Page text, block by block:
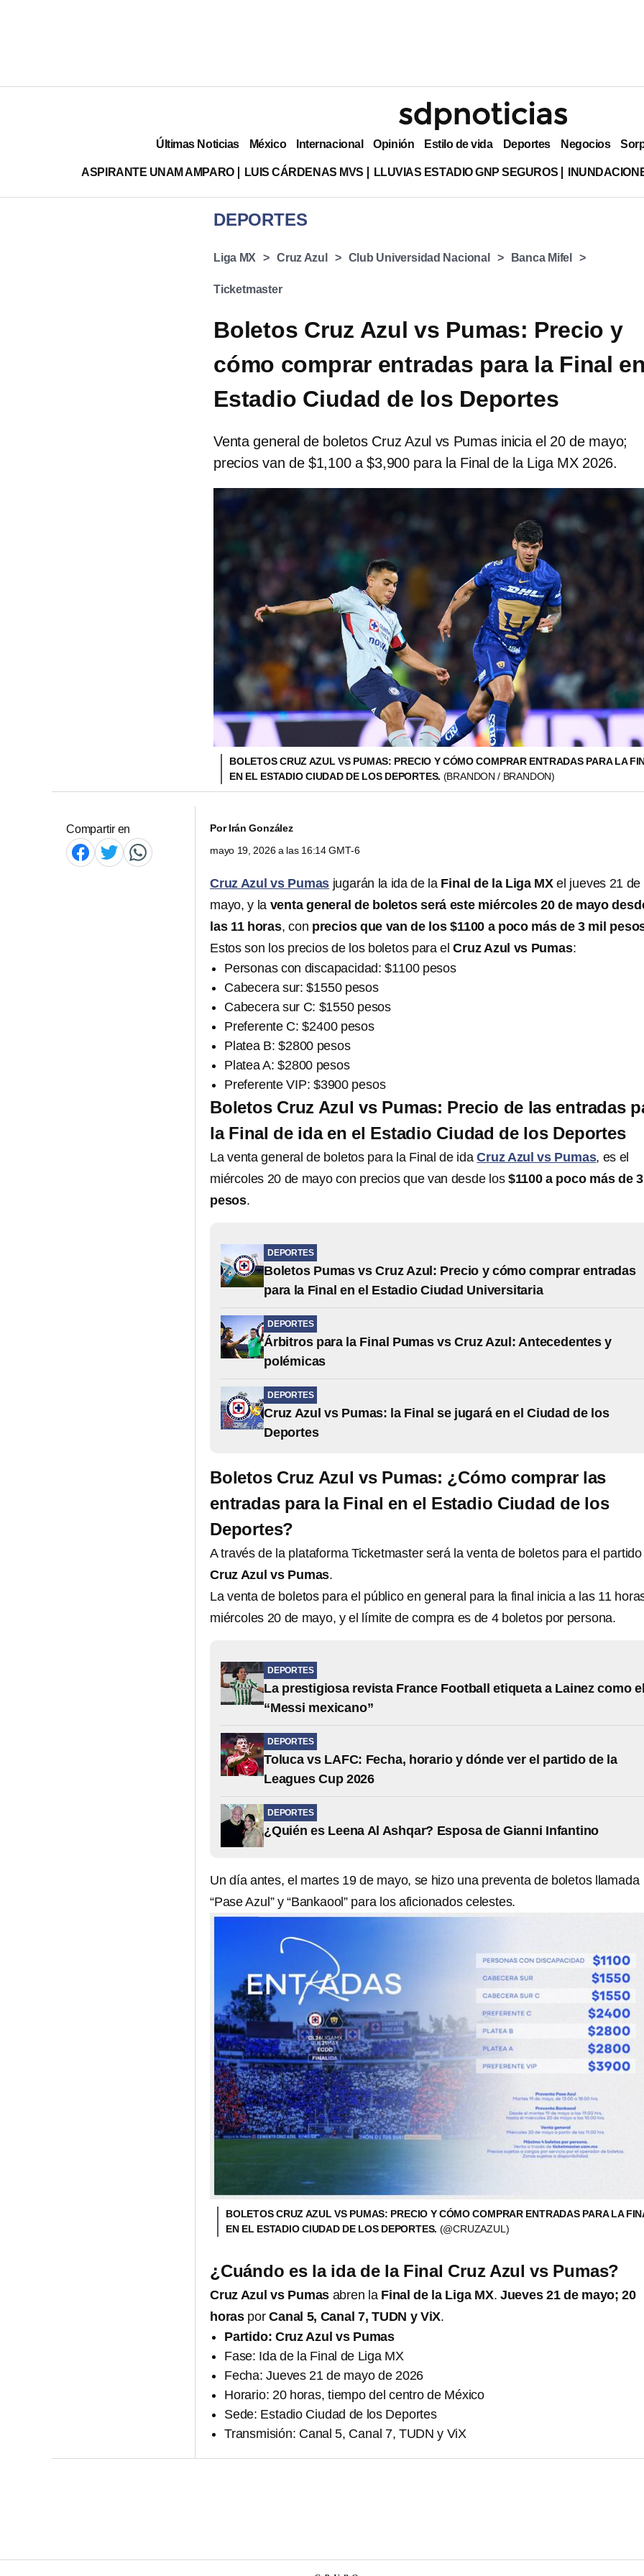
Últimas Noticias México Internacional Opinión Estilo de vida Deportes Negocios
ASPIRANTE UNAM AMPARO LUIS CÁRDENAS MVS LLUVIAS ESTADIO GNP SEGUROS
DEPORTES
Liga MX Cruz Azul Club Universidad Nacional Banca Mifel
Ticketmaster
Boletos Cruz Azul vs Pumas: Precio y
cómo comprar entradas para la Final
Estadio Ciudad de los Deportes
Venta general de boletos Cruz Azul vs Pumas inicia el 20 de mayo;
precios van de $1,100 a $3,900 para la Final de la Liga MX 2026.
BOLETOS CRUZ AZUL VS PUMAS: PRECIO Y CÓMO COMPRAR ENTRADAS PARA LA
EN EL ESTADIO CIUDAD DE LOS DEPORTES. (BRANDON / BRANDON)
Compartir en PorIrán González
mayo 19, 2026 a las 16:14 GMT-6
Cruz Azul vs Pumas jugarán la ida de la Final de la Liga MXel jueves 21 de
mayo, y la venta general de boletos será este miércoles 20 de mayo
las 11 horas, con precios que van de los $1100 a poco más de 3 mil
Estos son los precios de los boletos para elCruz Azul vs Pumas:
Personas con discapacidad: $1100 pesos
Cabecera sur: $1550 pesos
Cabecera sur C: $1550 pesos
Preferente C: $2400 pesos
Platea B: $2800 pesos
Platea A: $2800 pesos
Preferente VIP: $3900 pesos
Boletos Cruz Azul vs Pumas: Precio de las entradas
la Final de ida en el Estadio Ciudad de los Deportes
La venta general de boletos para la Final de idaCruz Azul vs Pumas, es el
miércoles 20 de mayo con precios que van desde los $1100 a poco más de
pesos.
DEPORTES
Boletos Pumas vs Cruz Azul: Precio y cómo comprar entradas
para la Final en el Estadio Ciudad Universitaria
DEPORTES
Árbitros para la Final Pumas vs Cruz Azul: Antecedentes y
polémicas
DEPORTES
Cruz Azul vs Pumas: la Final se jugará en el Ciudad de los
Deportes
Boletos Cruz Azul vs Pumas: ¿Cómo comprar las
entradas para la Final en el Estadio Ciudad de los
Deportes?
A través de la plataforma Ticketmaster será la venta de boletos para el partido
Cruz Azul vs Pumas.
La venta de boletos para el público en general para la final inicia a las 11
miércoles 20 de mayo, y el límite de compra es de 4 boletos por persona.
DEPORTES
La prestigiosa revista France Football etiqueta a Lainez como
“Messi mexicano”
DEPORTES
Toluca vs LAFC: Fecha, horario y dónde ver el partido de la
Leagues Cup 2026
DEPORTES
¿Quién es Leena Al Ashqar? Esposa de Gianni Infantino
Un día antes, el martes 19 de mayo, se hizo una preventa de boletos llamada
“Pase Azul” y “Bankaool” para los aficionados celestes.
BOLETOS CRUZ AZUL VS PUMAS: PRECIO Y CÓMO COMPRAR ENTRADAS PARA LA
EN EL ESTADIO CIUDAD DE LOS DEPORTES. (@CRUZAZUL)
¿Cuándo es la ida de la Final Cruz Azul vs Pumas?
Cruz Azul vs Pumas abren la Final de la Liga MX. Jueves 21 de mayo; 20
horas porCanal 5, Canal 7, TUDN y ViX.
Partido: Cruz Azul vs Pumas
Fase: Ida de la Final de Liga MX
Fecha: Jueves 21 de mayo de 2026
Horario: 20 horas, tiempo del centro de México
Sede: Estadio Ciudad de los Deportes
Transmisión: Canal 5, Canal 7, TUDN y ViX